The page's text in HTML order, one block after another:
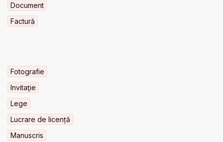
Document
Factură
Fotografie
Invitaţie
Lege
Lucrare de licență
Manuscris